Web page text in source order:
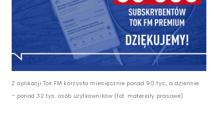
Z aplikacji Tok FM korzysta miesięcznie ponad 90 tys., a dziennie
– ponad 32 tys. osób użytkowników (fot. materiały prasowe)